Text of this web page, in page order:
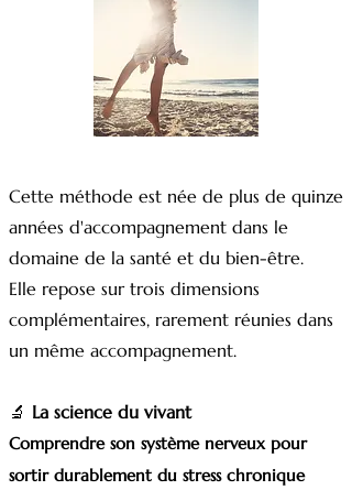
Cette méthode est née de plus de quinze
années d'accompagnement dans le
domaine de la santé et du bien-être.
Elle repose sur trois dimensions
complémentaires, rarement réunies dans
un même accompagnement.
🔬 La science du vivant
Comprendre son système nerveux pour
sortir durablement du stress chronique